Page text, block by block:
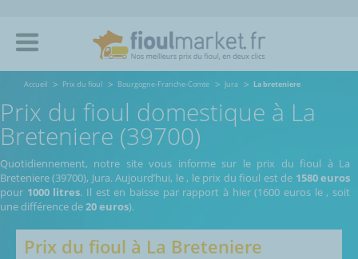
Accueil Prix du fioul Bourgogne-Franche-Comte Jura La breteniere
Prix du fioul domestique à La
Breteniere (39700)
Quotidiennement, notre site vous informe sur le prix du fioul à La
Breteniere (39700), Jura.Aujourd’hui, le , le prix du fioul est de 1580 euros
pour 1000 litres. Il est en baisse par rapport à hier (1600 euros le, soit
une différence de20 euros).
Prix du fioul à La Breteniere